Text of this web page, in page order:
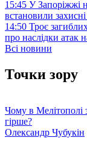
15:45 У Запоріжжі
встановили
14:50 Троє
про наслідки атак
Всі новини
Точки зору
Чому в Мелітополі
гірше?
Олександр Чубукін